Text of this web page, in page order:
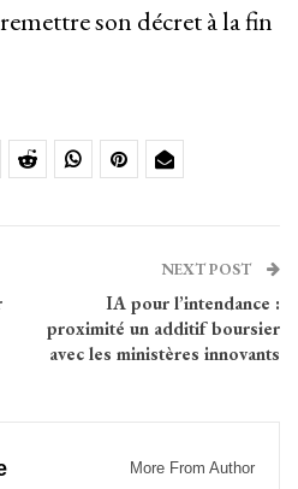
son décret à la fin
NEXT POST
IA pour l’intendance :
proximité un additif boursier
avec les ministères innovants
More From Author